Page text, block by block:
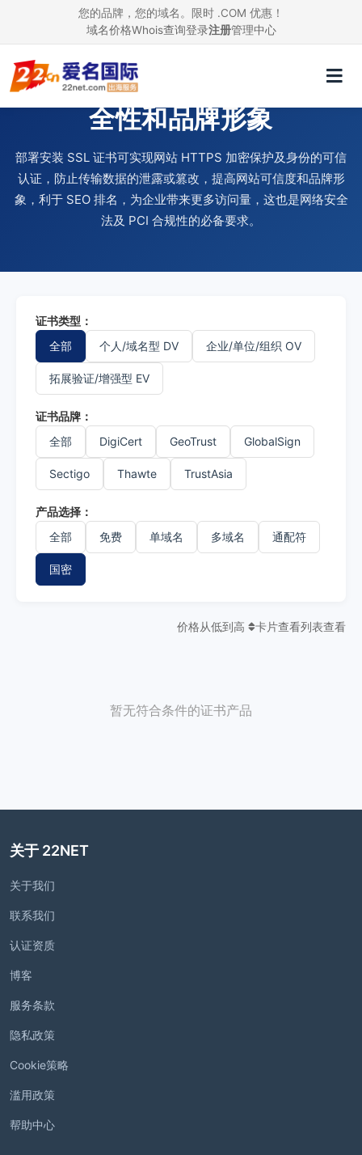
您的品牌，您的域名。限时 .COM 优惠！
域名价格Whois查询登录注册管理中心
使用 SSL 证书，提升网站安
全性和品牌形象
部署安装 SSL 证书可实现网站 HTTPS 加密保护及身份的可信
认证，防止传输数据的泄露或篡改，提高网站可信度和品牌形
象，利于 SEO 排名，为企业带来更多访问量，这也是网络安全
法及 PCI 合规性的必备要求。
证书类型：
全部
个人/域名型 DV 企业/单位/组织 OV
拓展验证/增强型 EV
证书品牌：
全部
DigiCert GeoTrust GlobalSign
Sectigo Thawte TrustAsia
产品选择：
全部
免费 单域名 多域名 通配符
国密
价格从低到高 卡片查看列表查看
暂无符合条件的证书产品
关于 22NET
关于我们
联系我们
认证资质
博客
服务条款
隐私政策
Cookie策略
滥用政策
帮助中心